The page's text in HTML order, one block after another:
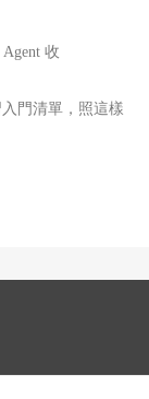
收
門清單，照這樣